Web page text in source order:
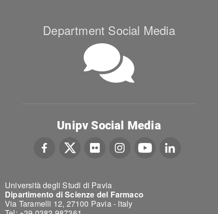
Department Social Media
Università degli Studi di Pavia
Dipartimento di Scienze del Farmaco
Via Taramelli 12, 27100 Pavia - Italy
Unipv Social Media